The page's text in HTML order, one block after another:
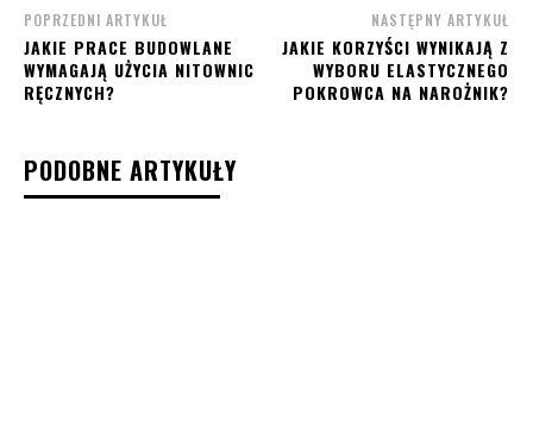
POPRZEDNI ARTYKUŁ
JAKIE PRACE BUDOWLANE
WYMAGAJĄ UŻYCIA NITOWNIC
RĘCZNYCH?
NASTĘPNY ARTYKUŁ
JAKIE KORZYŚCI WYNIKAJĄ Z
WYBORU ELASTYCZNEGO
POKROWCA NA NAROŻNIK?
PODOBNE ARTYKUŁY